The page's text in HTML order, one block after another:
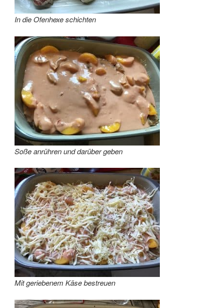
In die Ofenhexe schichten
Soße anrühren und darüber geben
Mit geriebenem Käse bestreuen